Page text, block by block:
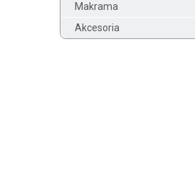
Makrama
Akcesoria